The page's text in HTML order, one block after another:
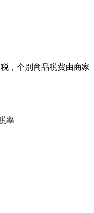
，个别商品税费由商家
率